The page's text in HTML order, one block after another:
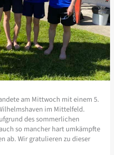
am Mittwoch mit einem 5.
im Mittelfeld.
des sommerlichen
so mancher hart umkämpfte
ab. Wir gratulieren zu dieser